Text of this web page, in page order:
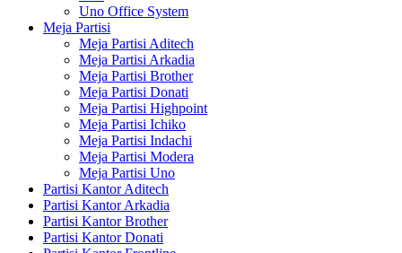
Uno Office System
Meja Partisi
Meja Partisi Aditech
Meja Partisi Arkadia
Meja Partisi Brother
Meja Partisi Donati
Meja Partisi Highpoint
Meja Partisi Ichiko
Meja Partisi Indachi
Meja Partisi Modera
Meja Partisi Uno
Partisi Kantor Aditech
Partisi Kantor Arkadia
Partisi Kantor Brother
Partisi Kantor Donati